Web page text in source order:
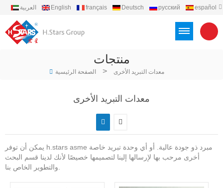
العربية English français Deutsch русский
español
منتجات
الصفحة الرئيسية > معدات التبريد الأخرى
معدات التبريد الأخرى
يمكن أن توفر h.stars asme مبرد ذو جودة عالية. أو أي وحدة تبريد خاصة
أخرى مرحب بها لإرسالها إلينا لتصميمها خصيصًا لأنك لدينا قسم البحث